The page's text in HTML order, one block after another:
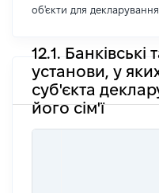
об'єкти для
12.1. Банківські
установи, у
суб'єкта
його сім'ї